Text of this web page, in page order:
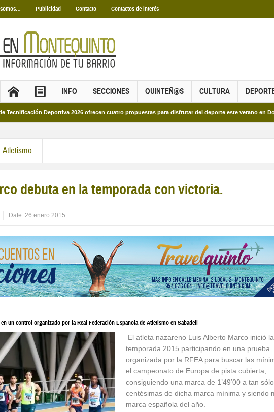
Publicidad Contacto Contactos de interés
INFO SECCIONES QUINTEÑ@S CULTURA
Deportiva 2026 ofrecen cuatro propuestas para disfrutar del deporte este verano en Dos
Atletismo
debuta en la temporada con victoria.
Date: 26 enero 2015
un control organizado por la Real Federación Española de Atletismo en Sabadell
El atleta nazareno Luis Alberto Marco inició la
temporada 2015 participando en una prueba
organizada por la RFEA para buscar las
el campeonato de Europa de pista cubierta,
consiguiendo una marca de 1’49’00 a tan
centésimas de dicha marca mínima y siendo
marca española del año.